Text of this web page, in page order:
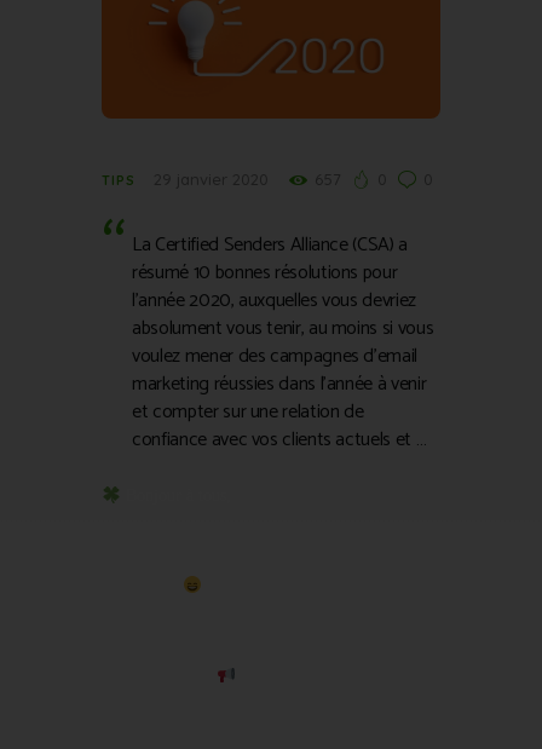
TIPS
La Certified Senders Alliance (CSA) a
résumé 10 bonnes résolutions pour
l’année 2020, auxquelles vous devriez
absolument vous tenir, au moins si vous
voulez mener des campagnes d’email
marketing réussies dans l’année à venir
et compter sur une relation de
confiance avec vos clients actuels et …